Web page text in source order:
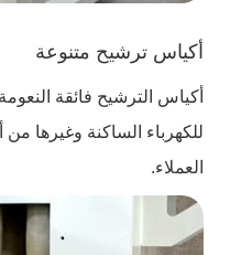
أكياس ترشيح متنوعة
أكياس الترشيح فائقة
للكهرباء الساكنة وغيرها من
العملاء.